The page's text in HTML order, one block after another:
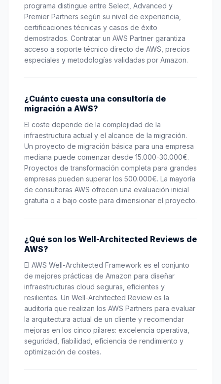
programa distingue entre Select, Advanced y
Premier Partners según su nivel de experiencia,
certificaciones técnicas y casos de éxito
demostrados. Contratar un AWS Partner garantiza
acceso a soporte técnico directo de AWS, precios
especiales y metodologías validadas por Amazon.
¿Cuánto cuesta una consultoría de
migración a AWS?
El coste depende de la complejidad de la
infraestructura actual y el alcance de la migración.
Un proyecto de migración básica para una empresa
mediana puede comenzar desde 15.000-30.000€.
Proyectos de transformación completa para grandes
empresas pueden superar los 500.000€. La mayoría
de consultoras AWS ofrecen una evaluación inicial
gratuita o a bajo coste para dimensionar el proyecto.
¿Qué son los Well-Architected Reviews de
AWS?
El AWS Well-Architected Framework es el conjunto
de mejores prácticas de Amazon para diseñar
infraestructuras cloud seguras, eficientes y
resilientes. Un Well-Architected Review es la
auditoría que realizan los AWS Partners para evaluar
la arquitectura actual de un cliente y recomendar
mejoras en los cinco pilares: excelencia operativa,
seguridad, fiabilidad, eficiencia de rendimiento y
optimización de costes.